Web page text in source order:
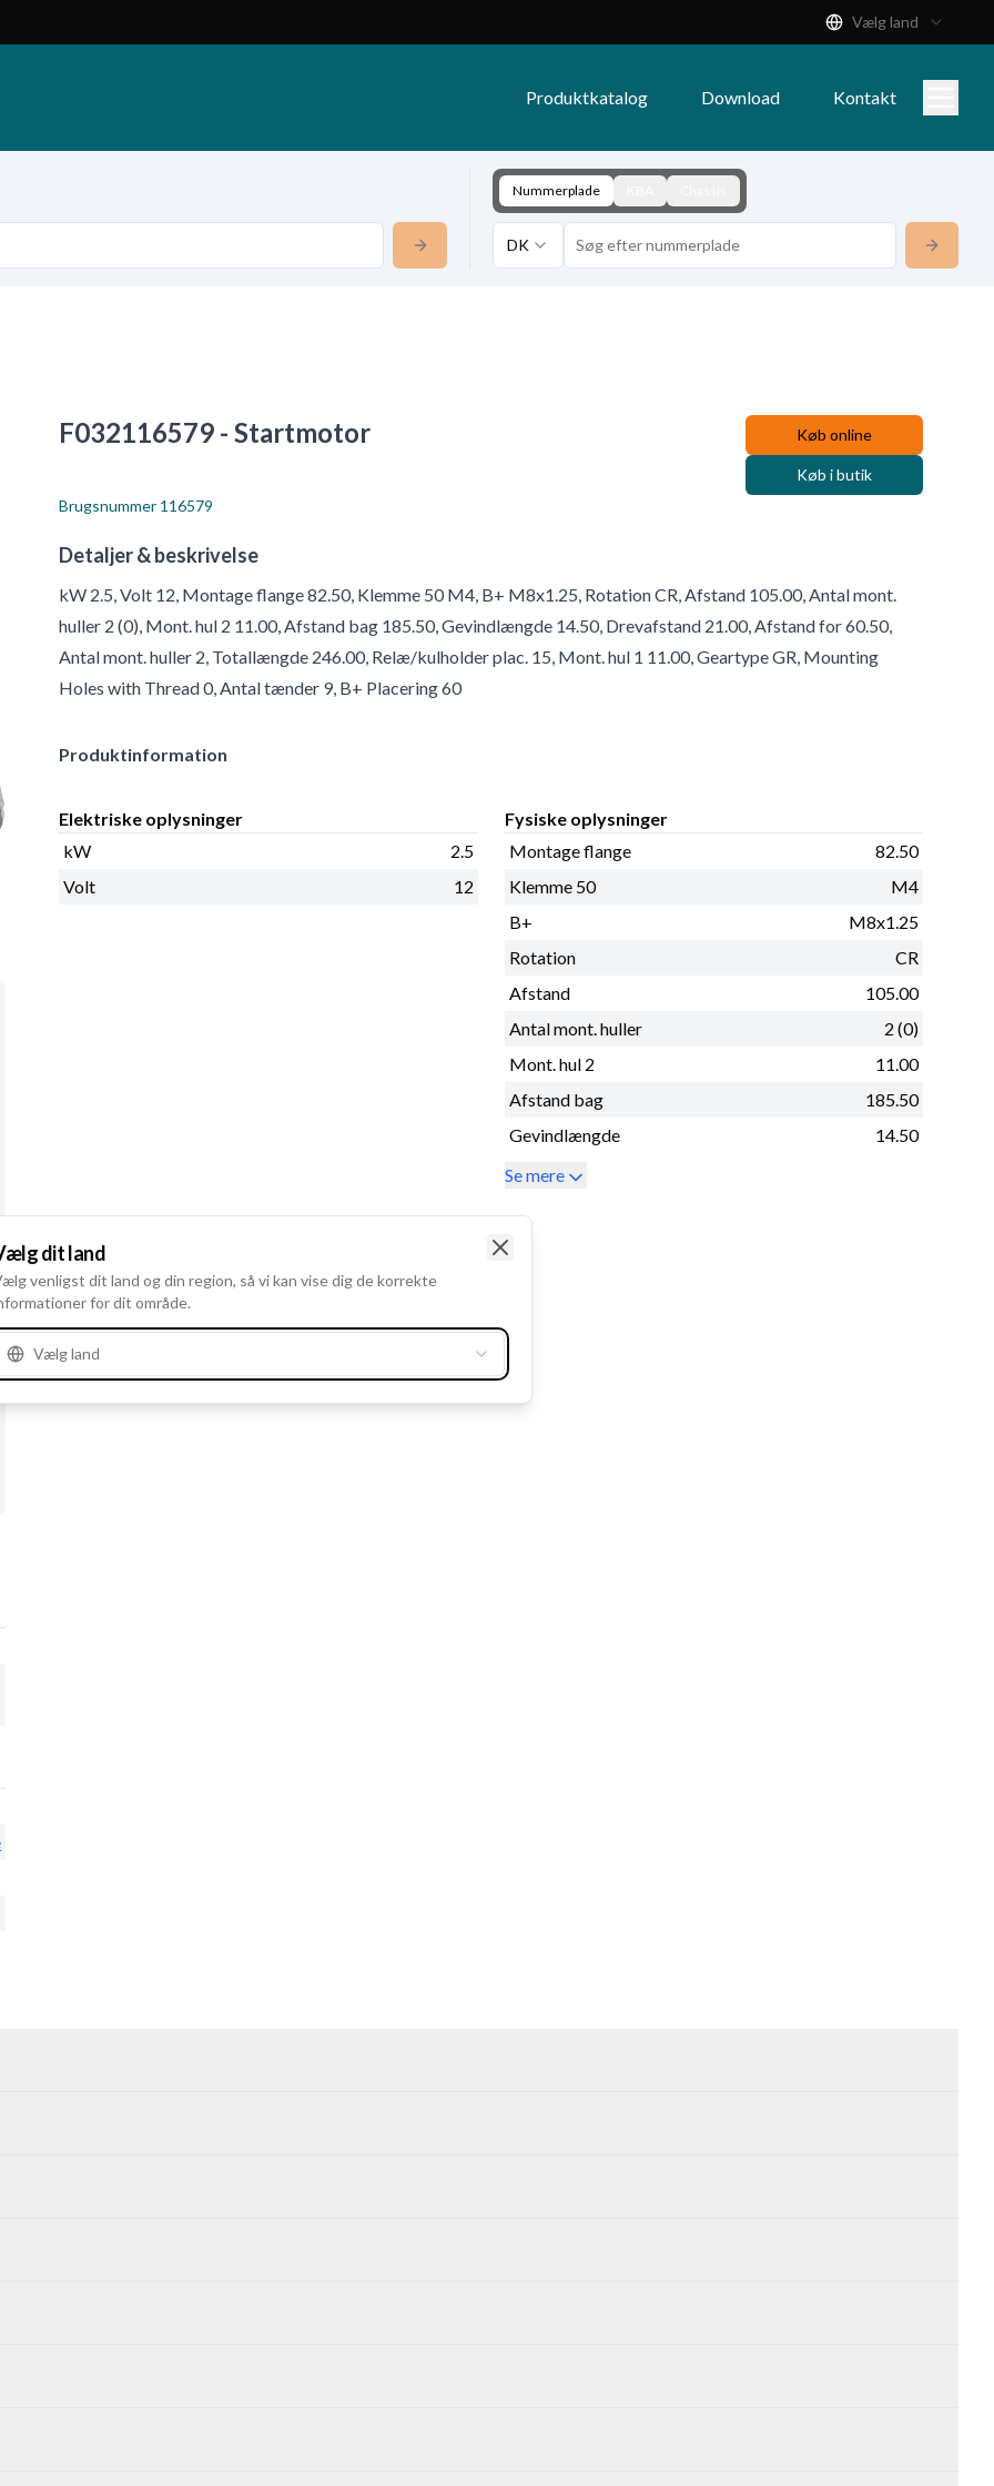
Vælg land
Produktkatalog Download Kontakt
Nummerplade
DK
F032116579 - Startmotor Køb online
Køb i butik
Brugsnummer 116579
Detaljer & beskrivelse
kW 2.5, Volt 12, Montage flange 82.50, Klemme 50 M4, B+ M8x1.25, Rotation CR, Afstand 105.00, Antal mont.
huller 2 (0), Mont. hul 2 11.00, Afstand bag 185.50, Gevindlængde 14.50, Drevafstand 21.00, Afstand for 60.50,
Antal mont. huller 2, Totallængde 246.00, Relæ/kulholder plac. 15, Mont. hul 1 11.00, Geartype GR, Mounting
Holes with Thread 0, Antal tænder 9, B+ Placering 60
Produktinformation
Elektriske oplysninger
kW
2.5
Volt
12
Fysiske oplysninger
Montage flange
82.50
Klemme 50
M4
B+
M8x1.25
Rotation
CR
Afstand
105.00
Antal mont. huller
2 (0)
Mont. hul 2
11.00
Afstand bag
185.50
Gevindlængde
14.50
Se mere
dit land
venligst dit land og din region, så vi kan vise dig de korrekte
for dit område.
Vælg land